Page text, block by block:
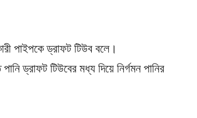
পাইপকে ড্রাফট টিউব বলে।
ড্রাফট টিউবের মধ্য দিয়ে নির্গমন পানির